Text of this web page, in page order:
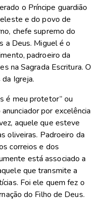
o Príncipe guardião
e do povo de
chefe supremo do
a Deus. Miguel é o
padroeiro da
na Sagrada Escritura. O
Igreja.
é meu protetor” ou
por excelência
aquele que esteve
oliveiras. Padroeiro da
correios e dos
está associado a
que transmite a
Foi ele quem fez o
do Filho de Deus.